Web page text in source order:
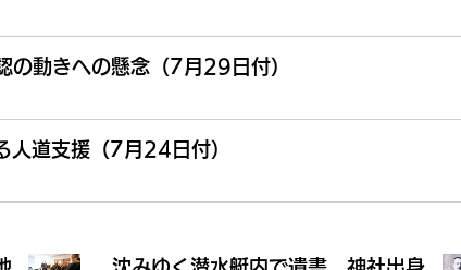
の動きへの懸念（7月29日付）
道支援（7月24日付）